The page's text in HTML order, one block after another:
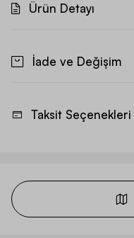
Ürün Detayı
İade ve Değişim
Taksit Seçenekleri